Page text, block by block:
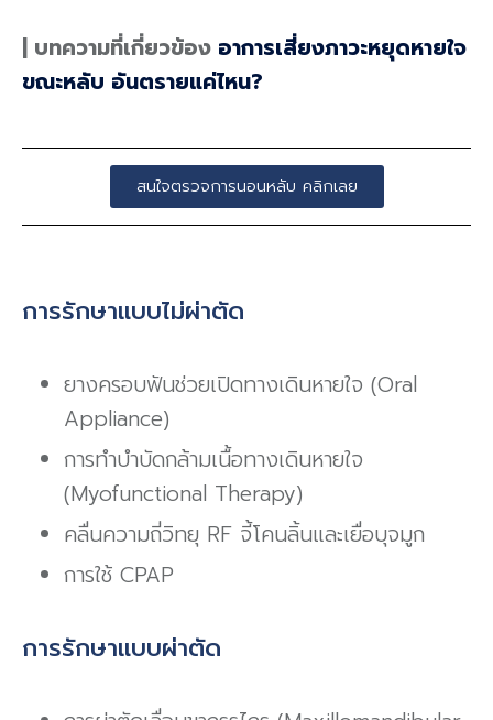
| บทความที่เกี่ยวข้อง อาการเสี่ยงภาวะหยุดหายใจ
ขณะหลับ อันตรายแค่ไหน?
สนใจตรวจการนอนหลับ คลิกเลย
การรักษาแบบไม่ผ่าตัด
ยางครอบฟันช่วยเปิดทางเดินหายใจ (Oral
Appliance)
การทำบำบัดกล้ามเนื้อทางเดินหายใจ
(Myofunctional Therapy)
คลื่นความถี่วิทยุ RF จี้โคนลิ้นและเยื่อบุจมูก
การใช้ CPAP
การรักษาแบบผ่าตัด